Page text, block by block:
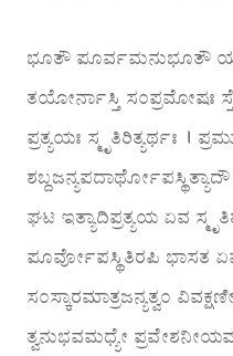
ಭೂತೌ ಪೂರ್ವಮನುಭೂತೌ
ತಯೋರ್ನಾಸ್ತಿ ಸಂಪ್ರಮೋಷಃ
ಪ್ರತ್ಯಯಃ ಸ್ಮೃತಿರಿತ್ಯರ್ಥಃ ।
ಘಟ ಇತ್ಯಾದಿಪ್ರತ್ಯಯ ಏವ
ಪೂರ್ವೋಪಸ್ಥಿತಿರಪಿ ಭಾಸತ
ಸಂಸ್ಕಾರಮಾತ್ರಜನ್ಯತ್ವಂ
ತ್ವನುಭವಮಧ್ಯೇ